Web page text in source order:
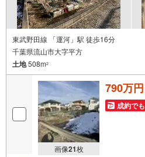
東武野田線 「運河」駅 徒歩16分
千葉県流山市大字平方
土地508m2
画像21枚
790万円
成約で